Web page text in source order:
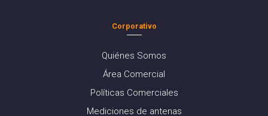
Corporativo
Quiénes Somos
Área Comercial
Políticas Comerciales
Mediciones de antenas